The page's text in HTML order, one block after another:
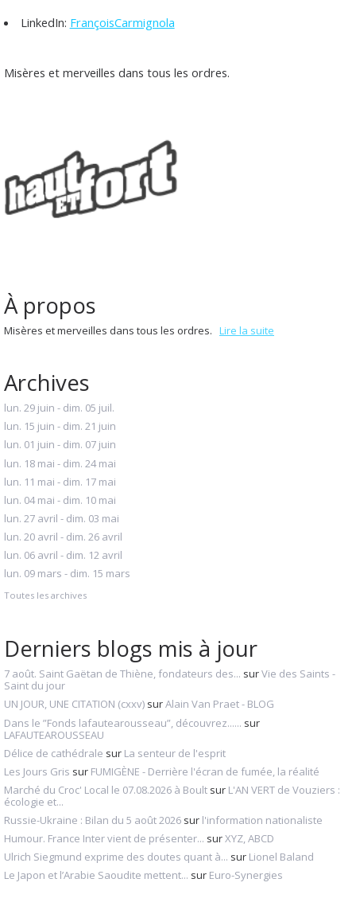
LinkedIn: FrançoisCarmignola
Misères et merveilles dans tous les ordres.
À propos
Misères et merveilles dans tous les ordres. Lire la suite
Archives
lun. 29 juin - dim. 05 juil.
lun. 15 juin - dim. 21 juin
lun. 01 juin - dim. 07 juin
lun. 18 mai - dim. 24 mai
lun. 11 mai - dim. 17 mai
lun. 04 mai - dim. 10 mai
lun. 27 avril - dim. 03 mai
lun. 20 avril - dim. 26 avril
lun. 06 avril - dim. 12 avril
lun. 09 mars - dim. 15 mars
Toutes les archives
Derniers blogs mis à jour
7 août. Saint Gaëtan de Thiène, fondateurs des... surVie des Saints -
Saint du jour
UN JOUR, UNE CITATION (cxxv) surAlain Van Praet - BLOG
Dans le ”Fonds lafautearousseau”, découvrez...... sur
LAFAUTEAROUSSEAU
Délice de cathédrale sur La senteur de l'esprit
Les Jours Gris sur FUMIGÈNE - Derrière l'écran de fumée, la réalité
Marché du Croc' Local le 07.08.2026 à Boult sur L'AN VERT de Vouziers :
écologie et...
Russie-Ukraine : Bilan du 5 août 2026 sur l'information nationaliste
Humour. France Inter vient de présenter... surXYZ, ABCD
Ulrich Siegmund exprime des doutes quant à... sur Lionel Baland
Le Japon et l’Arabie Saoudite mettent... sur Euro-Synergies